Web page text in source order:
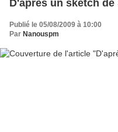
D'après un sketch de
Publié le 05/08/2009 à 10:00
Par Nanouspm